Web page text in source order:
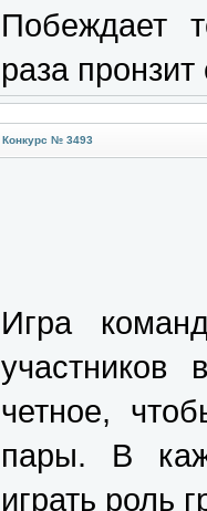
Побеждает
раза
Конкурс № 3493
Игра
четное,
пары. В
играть роль